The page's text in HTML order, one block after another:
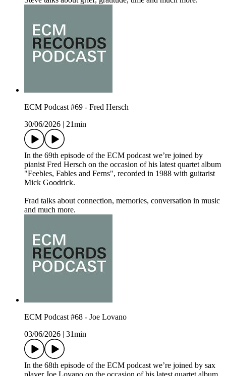
ECM Podcast #69 - Fred Hersch
30/06/2026
21min
In the 69th episode of the ECM podcast we’re joined by
pianist Fred Hersch on the occasion of his latest quartet album
"Feebles, Fables and Ferns", recorded in 1988 with guitarist
Mick Goodrick.
Frad talks about connection, memories, conversation in music
and much more.
ECM Podcast #68 - Joe Lovano
03/06/2026
31min
In the 68th episode of the ECM podcast we’re joined by sax